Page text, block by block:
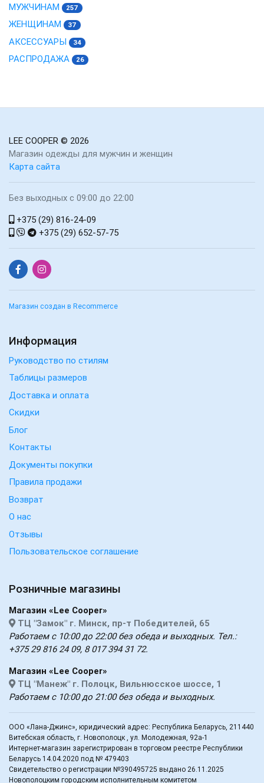
МУЖЧИНАМ 257
ЖЕНЩИНАМ 37
АКСЕССУАРЫ 34
РАСПРОДАЖА 26
LEE COOPER © 2026
Магазин одежды для мужчин и женщин
Карта сайта
Без выходных с 09:00 до 22:00
+375 (29) 816-24-09
+375 (29) 652-57-75
Магазин создан в Recommerce
Информация
Руководство по стилям
Таблицы размеров
Доставка и оплата
Скидки
Блог
Контакты
Документы покупки
Правила продажи
Возврат
О нас
Отзывы
Пользовательское соглашение
Розничные магазины
Магазин «Lee Cooper»
ТЦ "Замок" г. Минск, пр-т Победителей, 65
Работаем с 10:00 до 22:00 без обеда и выходных. Тел.:
+375 29 816 24 09, 8 017 394 31 72.
Магазин «Lee Cooper»
ТЦ "Манеж" г. Полоцк, Вильнюсское шоссе, 1
Работаем с 10:00 до 21:00 без обеда и выходных.
ООО «Лана-Джинс», юридический адрес: Республика Беларусь, 211440
Витебская область, г. Новополоцк , ул. Молодежная, 92а-1
Интернет-магазин зарегистрирован в торговом реестре Республики
Беларусь 14.04.2020 под № 479403
Свидетельство о регистрации №390495725 выдано 26.11.2025
Новополоцким городским исполнительным комитетом